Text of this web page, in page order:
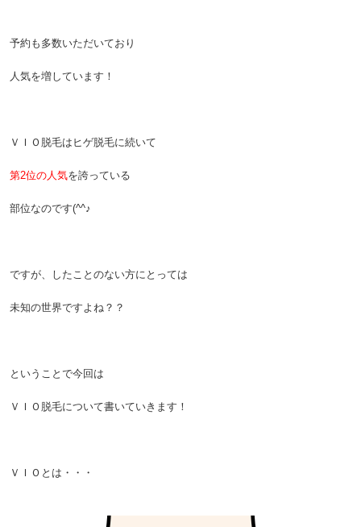
予約も多数いただいており
人気を増しています！
ＶＩＯ脱毛はヒゲ脱毛に続いて
第2位の人気を誇っている
部位なのです(^^♪
ですが、したことのない方にとっては
未知の世界ですよね？？
ということで今回は
ＶＩＯ脱毛について書いていきます！
ＶＩＯとは・・・